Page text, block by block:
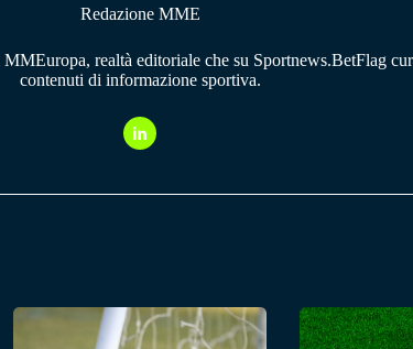
Redazione MME
realtà editoriale che su Sportnews.BetFlag
contenuti di informazione sportiva.